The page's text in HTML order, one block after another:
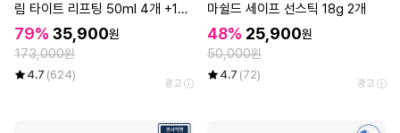
림 타이트 리프팅 50ml 4개 +15
ml 1개
79% 35,900원
173,000원
4.7 (624)
광고
마쉴드 세이프 선스틱 18g 2개
48% 25,900원
50,000원
4.7 (72)
광고